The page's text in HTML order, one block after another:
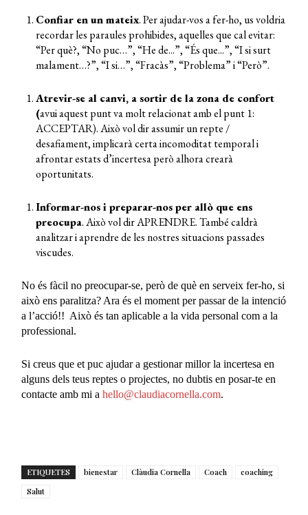
Confiar en un mateix.Perajudar-vosa fer-ho, us voldria
recordarles paraules prohibides, aquelles que cal evitar:
“Perquè?,“No puc…”, “Hede...”,“Ésque...”,“I si surt
malament…?”, “I si…”,“Fracàs”,“Problema” i“Però”.
Atrevir-se al canvi, a sortir de la zona de confort
(avuiaquest punt vamolt relacionat amb el punt 1:
ACCEPTAR). Aixòvol dir assumir un repte/
desafiament,implicarà certa incomoditat temporali
afrontar estats d’incertesa però alhora crearà
oportunitats.
Informar-nos i preparar-nos per allò que ens
preocupa.Això vol dir APRENDRE.També caldrà
analitzar i aprendre de lesnostressituacions passades
viscudes.
Noés fàcilno preocupar-se, però de quèen serveix fer-ho, si
això ens paralitza? Ara éselmoment per passar de la intenció
a l’acció!! Això és tan aplicable a la vida personal com a la
professional.
Si creus que et puc ajudar a gestionar millor la incertesa en
alguns dels teus reptes o projectes, no dubtis en posar-te en
contacte amb mi ahello@claudiacornella.com.
ETIQUETES bienestar Clàudia Cornella Coach
coaching
Salut